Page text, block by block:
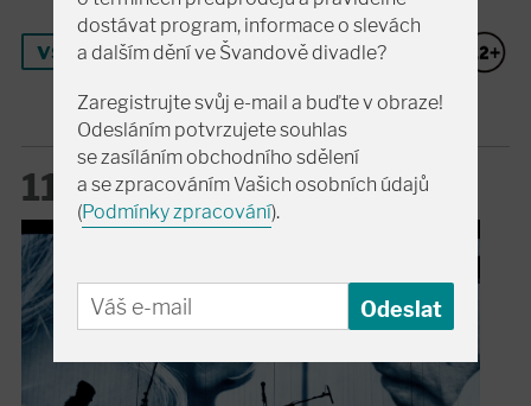
vstupenky
11. 9. pá 19:00
dostávat program, informace o slevách
a dalším dění ve Švandově divadle?
Zaregistrujte svůj e-mail a buďte v obraze!
Odesláním potvrzujete souhlas
se zasíláním obchodního sdělení
a se zpracováním Vašich osobních údajů
(Podmínky zpracování).